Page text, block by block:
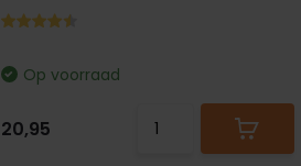
Op voorraad
20,95